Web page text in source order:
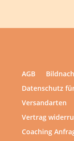
AGB
Datenschutz
Versandarten
Vertrag
Coaching